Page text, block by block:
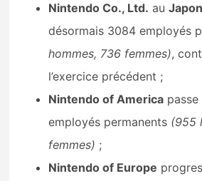
Nintendo Co., Ltd. auJapon
désormais 3084 employés
hommes, 736 femmes),
l’exercice précédent ;
Nintendo of America
employés permanents (955
femmes) ;
Nintendo of Europe